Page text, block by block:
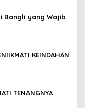
Bangli yang Wajib
KEINDAHAN
TENANGNYA